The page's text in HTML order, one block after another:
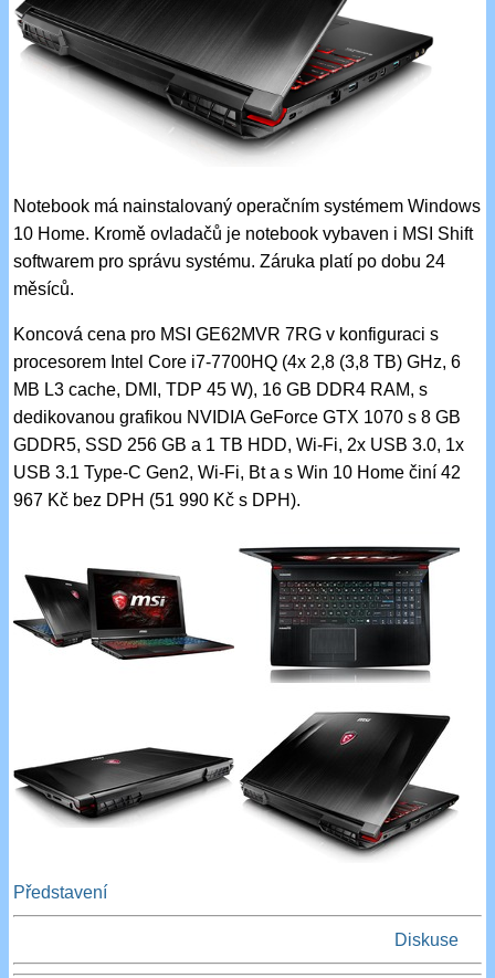
Notebook má nainstalovaný operačním systémem Windows
10 Home. Kromě ovladačů je notebook vybaven i MSI Shift
softwarem pro správu systému. Záruka platí po dobu 24
měsíců.
Koncová cena pro MSI GE62MVR 7RG v konfiguraci s
procesorem Intel Core i7-7700HQ (4x 2,8 (3,8 TB) GHz, 6
MB L3 cache, DMI, TDP 45 W), 16 GB DDR4 RAM, s
dedikovanou grafikou NVIDIA GeForce GTX 1070 s 8 GB
GDDR5, SSD 256 GB a 1 TB HDD, Wi-Fi, 2x USB 3.0, 1x
USB 3.1 Type-C Gen2, Wi-Fi, Bt a s Win 10 Home činí 42
967 Kč bez DPH (51 990 Kč s DPH).
Představení
Diskuse